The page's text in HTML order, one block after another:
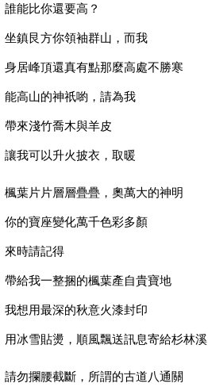
誰能比你還要高？
坐鎮艮方你領袖群山，而我
身居峰頂還真有點那麼高處不勝寒
能高山的神祇喲，請為我
帶來淺竹喬木與羊皮
讓我可以升火披衣，取暖
楓葉片片層層疊疊，奧萬大的神明
你的寶座變化萬千色彩多顏
來時請記得
帶給我一整捆的楓葉產自貴寶地
我想用最深的秋意火漆封印
用冰雪貼燙，順風飄送訊息寄給杉林溪
請勿攔腰截斷，所謂的古道八通關